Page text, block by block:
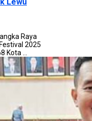
Raya
2025
...